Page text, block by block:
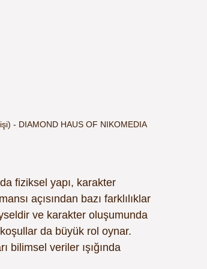
- DIAMOND HAUS OF NIKOMEDIA
fiziksel yapı, karakter
açısından bazı farklılıklar
ve karakter oluşumunda
da büyük rol oynar.
bilimsel veriler ışığında